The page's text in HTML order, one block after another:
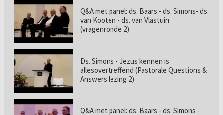
Q&A met panel: ds. Baars - ds. Simons- ds.
van Kooten - ds. van Vlastuin
(vragenronde 2)
Ds. Simons - Jezus kennen is
allesovertreffend (Pastorale Questions &
Answers lezing 2)
Q&A met panel: ds. Baars - ds. Simons -